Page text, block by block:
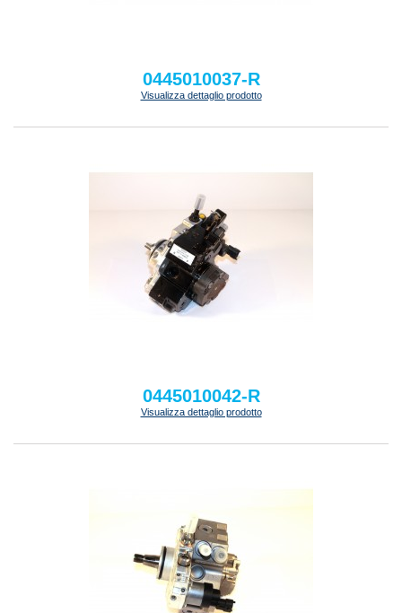
0445010037-R
Visualizza dettaglio prodotto
0445010042-R
Visualizza dettaglio prodotto